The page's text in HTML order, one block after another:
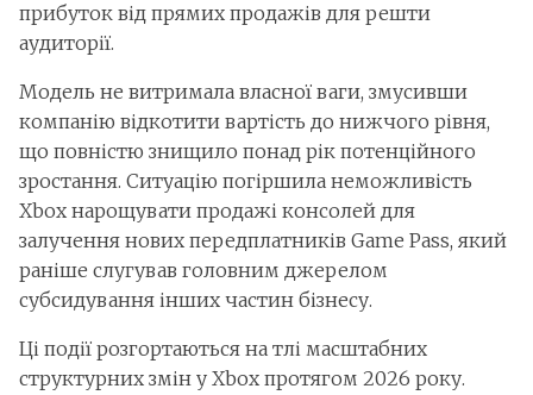
прибуток від прямих продажів для решти
аудиторії.
Модель не витримала власної ваги, змусивши
компанію відкотити вартість до нижчого рівня,
що повністю знищило понад рік потенційного
зростання. Ситуацію погіршила неможливість
Xbox нарощувати продажі консолей для
залучення нових передплатників Game Pass, який
раніше слугував головним джерелом
субсидування інших частин бізнесу.
Ці події розгортаються на тлі масштабних
структурних змін у Xbox протягом 2026 року.